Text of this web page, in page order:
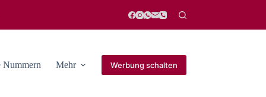
Nummern Mehr Werbung schalten